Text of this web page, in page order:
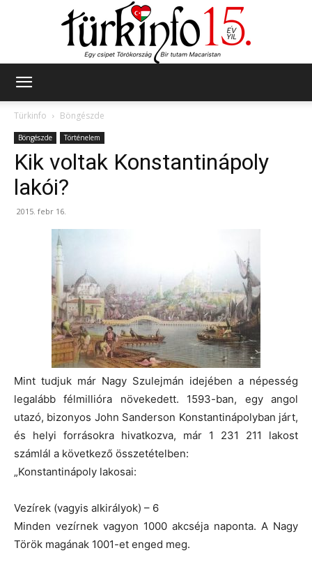
Türkinfo
Böngészde
Böngészde Történelem
Kik voltak Konstantinápoly
lakói?
2015. febr 16.
Mint tudjuk már Nagy Szulejmán idejében a népesség
legalább félmillióra növekedett. 1593-ban, egy angol
utazó, bizonyos John Sanderson Konstantinápolyban járt,
és helyi forrásokra hivatkozva, már 1 231 211 lakost
számlál a következő összetételben:
„Konstantinápoly lakosai:
Vezírek (vagyis alkirályok) – 6
Minden vezírnek vagyon 1000 akcséja naponta. A Nagy
Török magának 1001-et enged meg.